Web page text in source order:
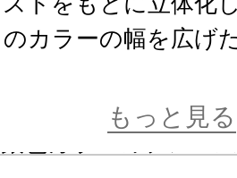
のカラーの幅を広げ
もっと見る